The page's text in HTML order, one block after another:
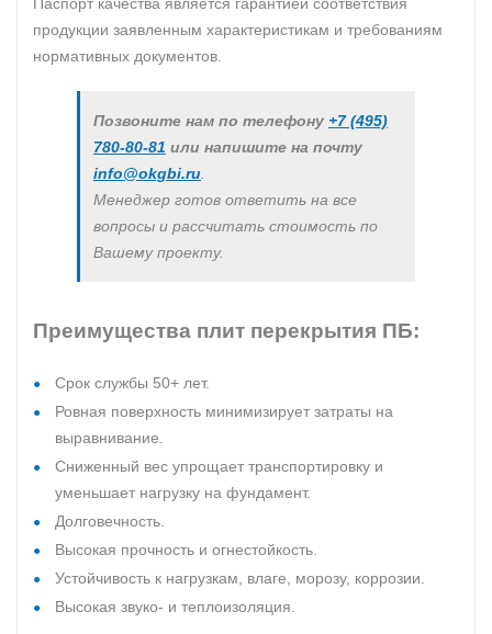
продукции заявленным характеристикам и требованиям
нормативных документов.
Позвоните нам по телефону +7 (495)
780-80-81 или напишите на почту
info@okgbi.ru
Менеджер готов ответить на все
вопросы и рассчитать стоимость по
Вашему проекту.
Преимущества плит перекрытия ПБ:
Срок службы 50+ лет.
Ровная поверхность минимизирует затраты на
выравнивание.
Сниженный вес упрощает транспортировку и
уменьшает нагрузку на фундамент.
Долговечность.
Высокая прочность и огнестойкость.
Устойчивость к нагрузкам, влаге, морозу, коррозии.
Высокая звуко- и теплоизоляция.